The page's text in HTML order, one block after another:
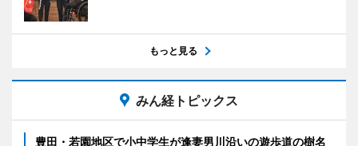
もっと見る
みん経トピックス
豊田・若園地区で小中学生が逢妻男川沿いの遊歩道の樹名